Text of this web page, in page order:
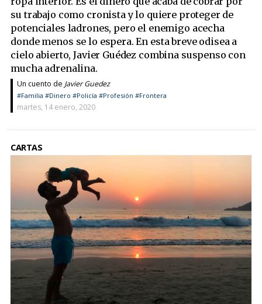
su trabajo como cronista y lo quiere proteger de
potenciales ladrones, pero el enemigo acecha
donde menos se lo espera. En esta breve odisea a
cielo abierto, Javier Guédez combina suspenso con
mucha adrenalina.
Un cuento de Javier Guedez
#Familia #Dinero #Policía #Profesión #Frontera
martes, 14 enero, 2020
CARTAS